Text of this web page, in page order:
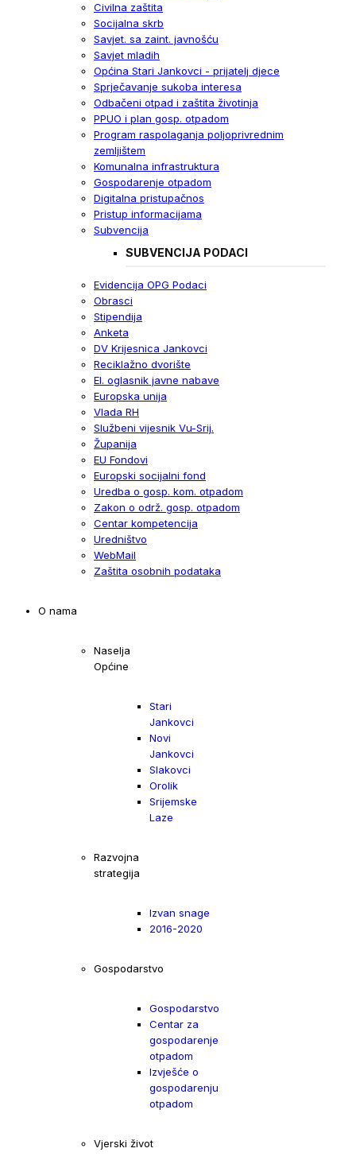
Civilna zaštita
Socijalna skrb
Savjet. sa zaint. javnošću
Savjet mladih
Općina Stari Jankovci - prijatelj djece
Sprječavanje sukoba interesa
Odbačeni otpad i zaštita životinja
PPUO i plan gosp. otpadom
Program raspolaganja poljoprivrednim
zemljištem
Komunalna infrastruktura
Gospodarenje otpadom
Digitalna pristupačnos
Pristup informacijama
Subvencija
SUBVENCIJA PODACI
Evidencija OPG Podaci
Obrasci
Stipendija
Anketa
DV Krijesnica Jankovci
Reciklažno dvorište
El. oglasnik javne nabave
Europska unija
Vlada RH
Službeni vijesnik Vu-Srij.
Županija
EU Fondovi
Europski socijalni fond
Uredba o gosp. kom. otpadom
Zakon o održ. gosp. otpadom
Centar kompetencija
Uredništvo
WebMail
Zaštita osobnih podataka
O nama
Naselja
Općine
Stari
Jankovci
Novi
Jankovci
Slakovci
Orolik
Srijemske
Laze
Razvojna
strategija
Izvan snage
2016-2020
Gospodarstvo
Gospodarstvo
Centar za
gospodarenje
otpadom
Izvješće o
gospodarenju
otpadom
Vjerski život